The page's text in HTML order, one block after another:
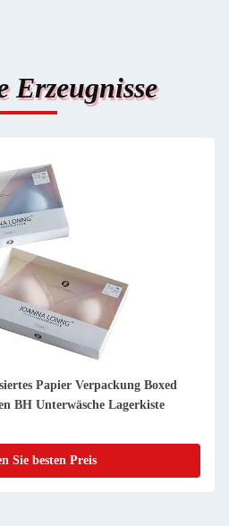
Erzeugnisse
Luxus-Einladungskarte Hochzeit
Box mit doppelt offener Tür